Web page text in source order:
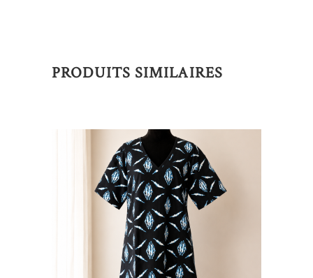
PRODUITS SIMILAIRES
AJOUTER AU PANIER